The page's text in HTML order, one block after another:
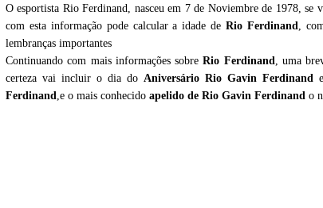
O esportista Rio Ferdinand, nasceu em 7 de Noviembre de 1978, se
com esta informação pode calcular a idade deRio Ferdinand,
lembranças importantes
Continuando com mais informações sobreRio Ferdinand, uma
certeza vai incluir o dia do Aniversário Rio Gavin Ferdinand
Ferdinand,e o mais conhecido apelido de Rio Gavin Ferdinand o